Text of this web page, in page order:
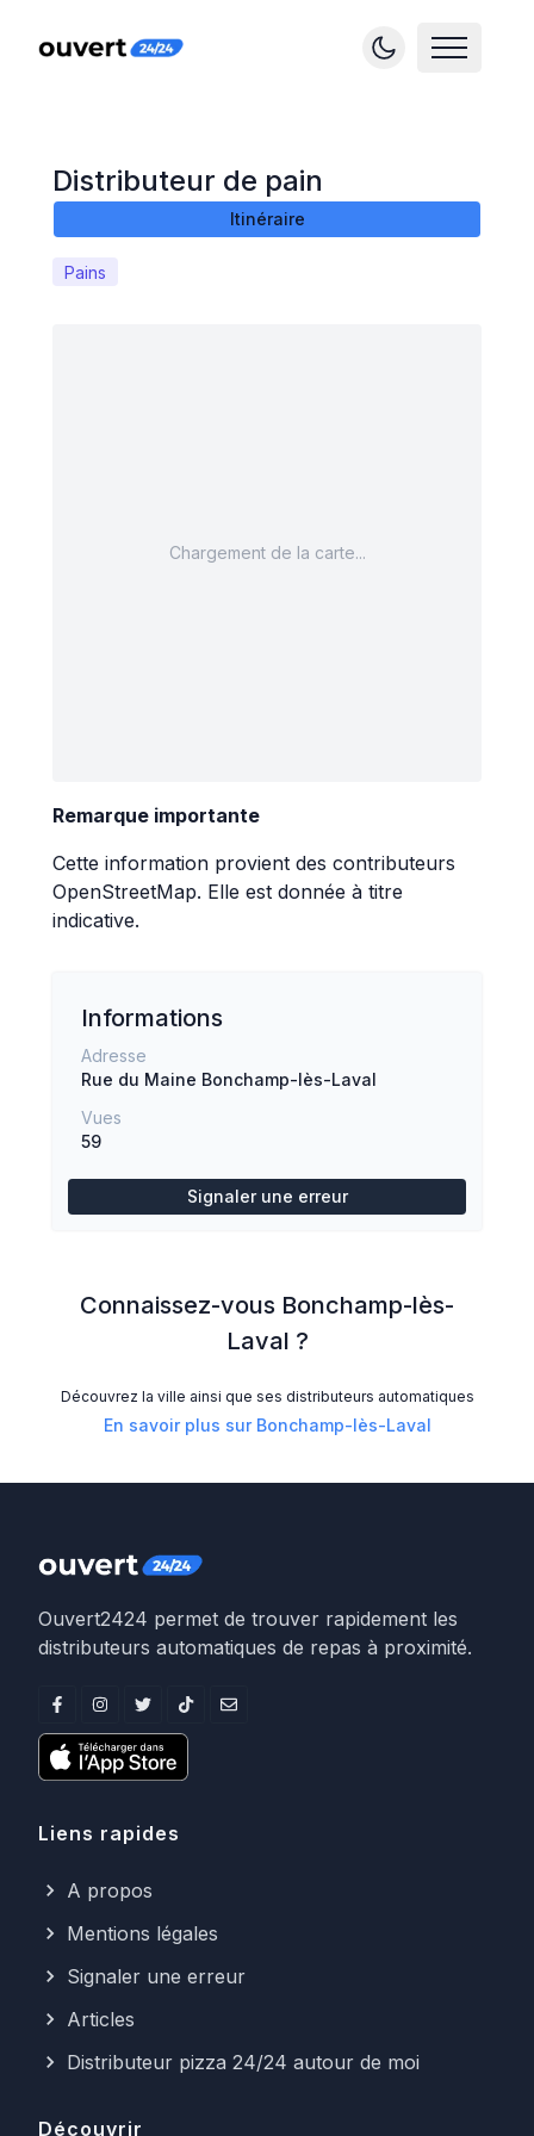
Distributeur de pain
Itinéraire
Pains
Chargement de la carte...
Remarque importante
Cette information provient des contributeurs
OpenStreetMap. Elle est donnée à titre
indicative.
Informations
Adresse
Rue du Maine Bonchamp-lès-Laval
Vues
59
Signaler une erreur
Connaissez-vous Bonchamp-lès-
Laval ?
Découvrez la ville ainsi que ses distributeurs automatiques
En savoir plus sur Bonchamp-lès-Laval
Ouvert2424 permet de trouver rapidement les
distributeurs automatiques de repas à proximité.
Liens rapides
A propos
Mentions légales
Signaler une erreur
Articles
Distributeur pizza 24/24 autour de moi
Découvrir